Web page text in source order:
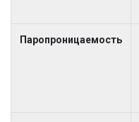
Паропроницаемость